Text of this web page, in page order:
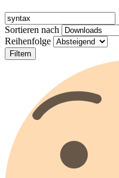
Sortieren nach
Reihenfolge
Filtern